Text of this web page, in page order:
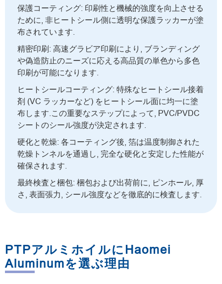
保護コーティング: 印刷性と機械的強度を向上させる
ために, 非ヒートシール側に透明な保護ラッカーが塗
布されています.
精密印刷: 高速グラビア印刷により, ブランディング
や偽造防止のニーズに応える高品質の単色から多色
印刷が可能になります.
ヒートシールコーティング: 特殊なヒートシール接着
剤 (VC ラッカーなど) をヒートシール面に均一に塗
布します.この重要なステップによって, PVC/PVDC
シートのシール強度が決定されます.
硬化と乾燥: 各コーティング後, 箔は温度制御された
乾燥トンネルを通過し, 完全な硬化と安定した性能が
確保されます.
最終検査と梱包: 梱包および出荷前に, ピンホール, 厚
さ, 表面張力, シール強度などを徹底的に検査します.
PTPアルミホイルにHaomei
Aluminumを選ぶ理由